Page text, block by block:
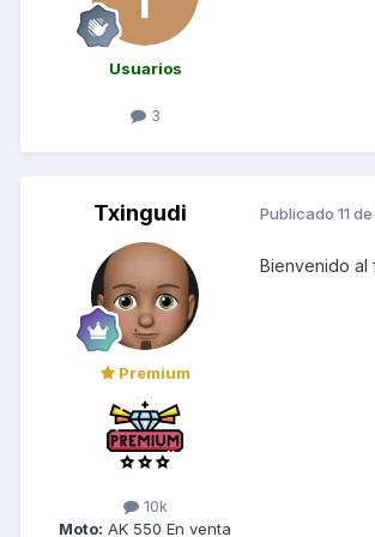
Usuarios
3
Txingudi
Premium
10k
Moto: AK 550 En venta
Publicado 11
Bienvenido